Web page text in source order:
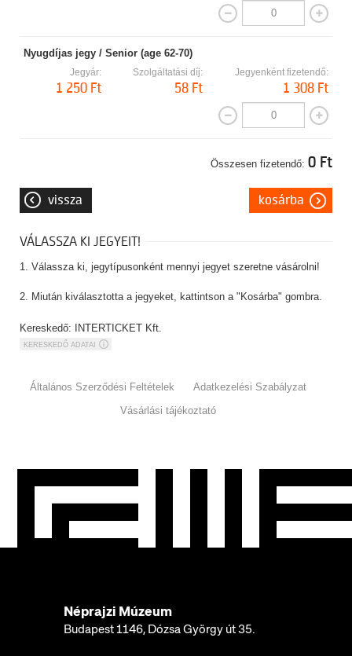
Nyugdíjas jegy / Senior (age 62-70)
Jegyár:
1 250 Ft
Szolgáltatási díj:
58 Ft
Jegyenként fizetendő:
1 308 Ft
Összesen fizetendő: 0 Ft
vissza kosárba
VÁLASSZA KI JEGYEIT!
1. Válassza ki, jegytípusonként mennyi jegyet szeretne vásárolni!
2. Miután kiválasztotta a jegyeket, kattintson a "Kosárba" gombra.
Kereskedő: INTERTICKET Kft.
KERESKEDŐ ADATAI
Általános Szerződési Feltételek
Adatkezelési Szabályzat
Vásárlási tájékoztató
Néprajzi Múzeum
Budapest 1146, Dózsa György út 35.